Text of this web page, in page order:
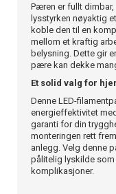
Pæren er fullt
lysstyrken nøyaktig
koble den til en
mellom et kraftig
belysning. Dette gir
pære kan dekke
Et solid valg for
Denne LED-
energieffektivitet
garanti for din
monteringen rett
anlegg. Velg denne
pålitelig lyskilde som
komplikasjoner.